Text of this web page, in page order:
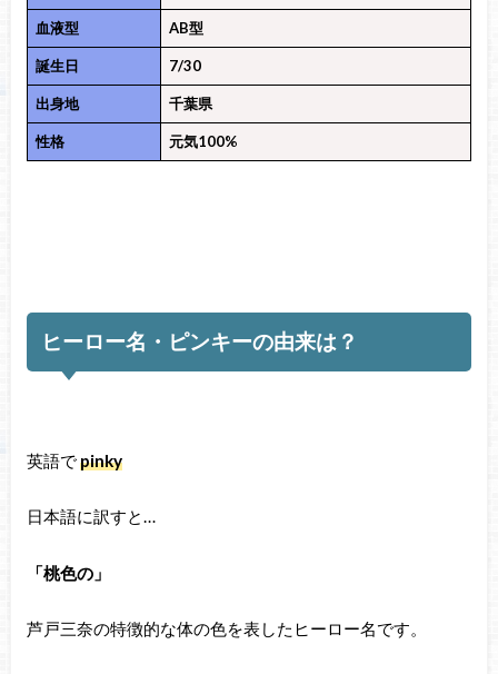
血液型 AB型
誕生日 7/30
出身地 千葉県
性格 元気100%
ヒーロー名・ピンキーの由来は？
英語でpinky
日本語に訳すと…
「桃色の」
芦戸三奈の特徴的な体の色を表したヒーロー名です。